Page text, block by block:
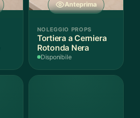
Anteprima
NOLEGGIO PROPS
Tortiera a Cerniera
Rotonda Nera
Disponibile